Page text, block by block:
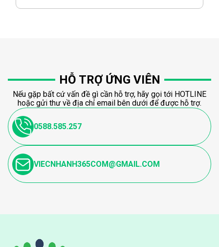
HỖ TRỢ ỨNG VIÊN
Nếu gặp bất cứ vấn đề gì cần hỗ trợ, hãy gọi tới HOTLINE
hoặc gửi thư về địa chỉ email bên dưới để được hỗ trợ.
0588.585.257
VIECNHANH365COM@GMAIL.COM